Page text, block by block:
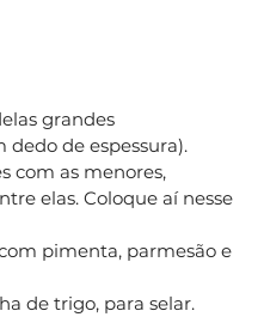
grandes
de espessura).
com as menores,
elas. Coloque aí nesse
pimenta, parmesão e
de trigo, para selar.